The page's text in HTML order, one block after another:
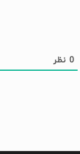
0 نظر